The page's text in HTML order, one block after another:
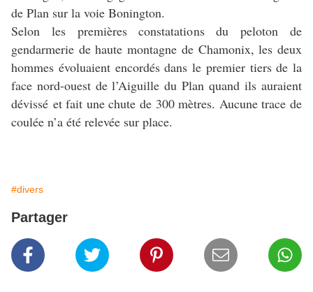
de Plan sur la voie Bonington.
Selon les premières constatations du peloton de
gendarmerie de haute montagne de Chamonix, les deux
hommes évoluaient encordés dans le premier tiers de la
face nord-ouest de l’Aiguille du Plan quand ils auraient
dévissé et fait une chute de 300 mètres. Aucune trace de
coulée n’a été relevée sur place.
#divers
Partager